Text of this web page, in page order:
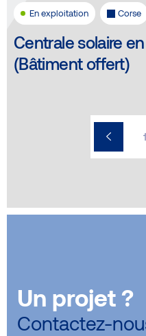
En exploitation Corse
Centrale solaire
(Bâtiment offert)
1
Un projet ?
Contactez-